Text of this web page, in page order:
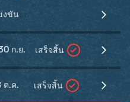
งขัน
ก.ย. เสร็จสิ้น
ต.ค. เสร็จสิ้น